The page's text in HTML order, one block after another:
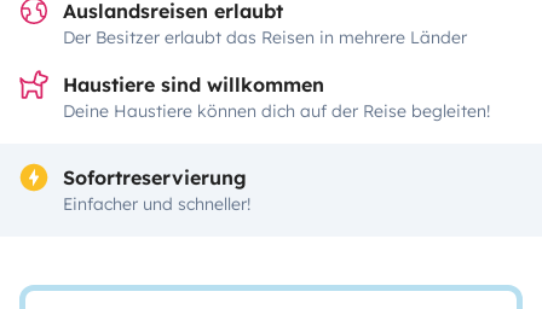
Auslandsreisen erlaubt
Der Besitzer erlaubt das Reisen in mehrere Länder
Haustiere sind willkommen
Deine Haustiere können dich auf der Reise begleiten!
Sofortreservierung
Einfacher und schneller!